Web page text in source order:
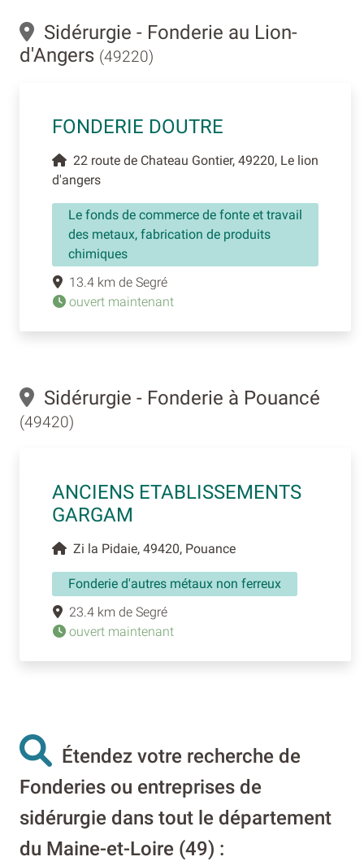
Sidérurgie - Fonderie au Lion-
d'Angers (49220)
FONDERIE DOUTRE
22 route de Chateau Gontier, 49220, Le lion
d'angers
Le fonds de commerce de fonte et travail
des metaux, fabrication de produits
chimiques
13.4 km de Segré
ouvert maintenant
Sidérurgie - Fonderie à Pouancé
(49420)
ANCIENS ETABLISSEMENTS
GARGAM
Zi la Pidaie, 49420, Pouance
Fonderie d'autres métaux non ferreux
23.4 km de Segré
ouvert maintenant
Étendez votre recherche de
Fonderies ou entreprises de
sidérurgie dans tout le département
du Maine-et-Loire (49) :